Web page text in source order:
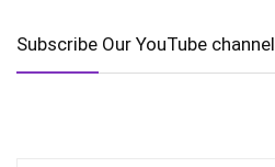
Subscribe Our YouTube channel